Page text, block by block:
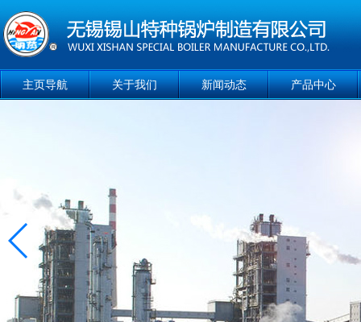
主页导航 关于我们 新闻动态 产品中心